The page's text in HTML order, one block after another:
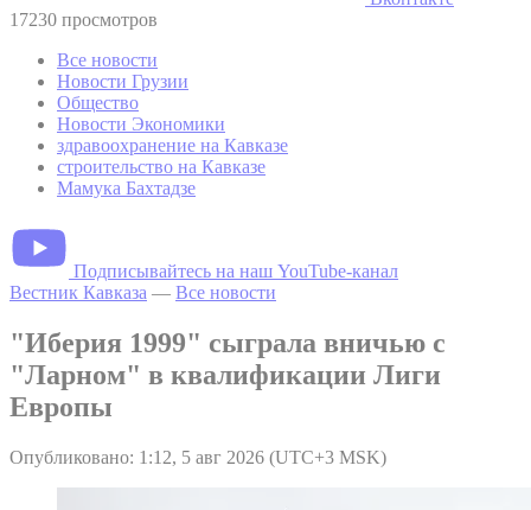
17230 просмотров
Все новости
Новости Грузии
Общество
Новости Экономики
здравоохранение на Кавказе
строительство на Кавказе
Мамука Бахтадзе
Подписывайтесь на наш YouTube-канал
Вестник Кавказа — Все новости
"Иберия 1999" сыграла вничью с
"Ларном" в квалификации Лиги
Европы
Опубликовано: 1:12, 5 авг 2026 (UTC+3 MSK)